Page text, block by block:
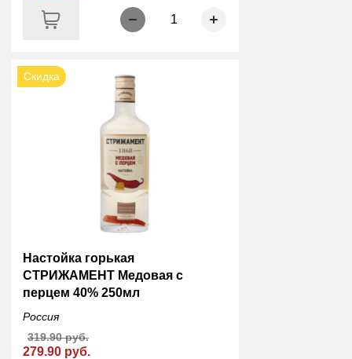
1
Скидка
Настойка горькая
СТРИЖАМЕНТ Медовая с
перцем 40% 250мл
Россия
279.90 руб.
319.90 руб.